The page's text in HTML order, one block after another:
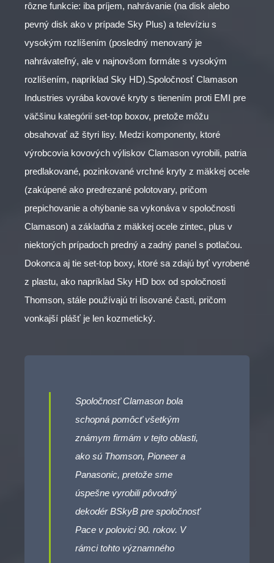
rôzne funkcie: iba príjem, nahrávanie (na disk alebo
pevný disk ako v prípade Sky Plus) a televíziu s
vysokým rozlíšením (posledný menovaný je
nahrávateľný, ale v najnovšom formáte s vysokým
rozlíšením, napríklad Sky HD).Spoločnosť Clamason
Industries vyrába kovové kryty s tienením proti EMI pre
väčšinu kategórií set-top boxov, pretože môžu
obsahovať až štyri lisy. Medzi komponenty, ktoré
výrobcovia kovových výliskov Clamason vyrobili, patria
predlakované, pozinkované vrchné kryty z mäkkej ocele
(zakúpené ako predrezané polotovary, pričom
prepichovanie a ohýbanie sa vykonáva v spoločnosti
Clamason) a základňa z mäkkej ocele zintec, plus v
niektorých prípadoch predný a zadný panel s potlačou.
Dokonca aj tie set-top boxy, ktoré sa zdajú byť vyrobené
z plastu, ako napríklad Sky HD box od spoločnosti
Thomson, stále používajú tri lisované časti, pričom
vonkajší plášť je len kozmetický.
Spoločnosť Clamason bola
schopná pomôcť všetkým
známym firmám v tejto oblasti,
ako sú Thomson, Pioneer a
Panasonic, pretože sme
úspešne vyrobili pôvodný
dekodér BSkyB pre spoločnosť
Pace v polovici 90. rokov. V
rámci tohto významného